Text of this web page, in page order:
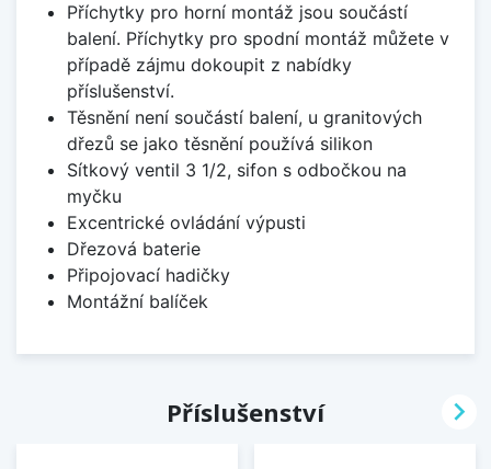
Příchytky pro horní montáž jsou součástí
balení. Příchytky pro spodní montáž můžete v
případě zájmu dokoupit z nabídky
příslušenství.
Těsnění není součástí balení, u granitových
dřezů se jako těsnění používá silikon
Sítkový ventil 3 1/2, sifon s odbočkou na
myčku
Excentrické ovládání výpusti
Dřezová baterie
Připojovací hadičky
Montážní balíček
Příslušenství 